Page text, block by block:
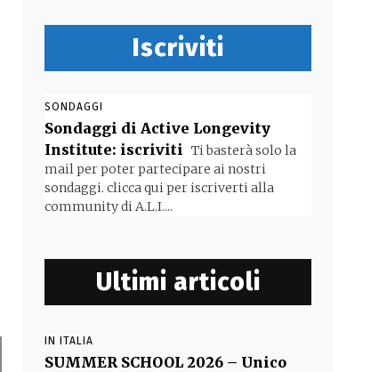
Iscriviti
SONDAGGI
Sondaggi di Active Longevity
Institute: iscriviti Ti basterà solo la
mail per poter partecipare ai nostri
sondaggi. clicca qui per iscriverti alla
community di A.L.I....
Ultimi articoli
IN ITALIA
SUMMER SCHOOL 2026 – Unico